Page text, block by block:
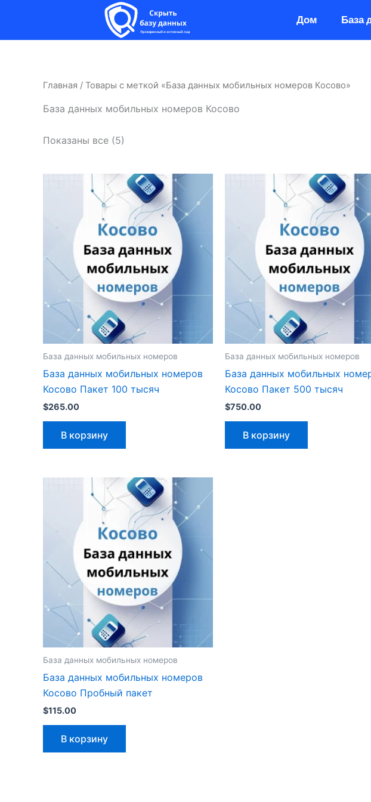
содержимому
Дом База
Главная / Товары с меткой «База данных мобильных номеров Косово»
База данных мобильных номеров Косово
Показаны все (5)
База данных мобильных номеров
База данных мобильных номеров
Косово Пакет 100 тысяч
$265.00
В корзину
База данных мобильных номеров
База данных мобильных
Косово Пакет 500 тысяч
$750.00
В корзину
База данных мобильных номеров
База данных мобильных номеров
Косово Пробный пакет
$115.00
В корзину